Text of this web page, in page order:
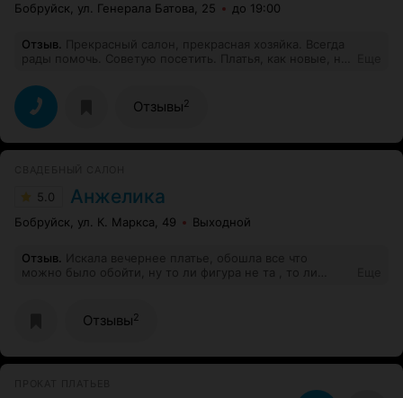
Бобруйск, ул. Генерала Батова, 25 до 19:00
Отзыв
Прекрасный салон, прекрасная хозяйка. Всегда
рады помочь. Советую посетить. Платья, как новые, не
салона. Если намечается мероприятие - иду за
нарядом сюда. Ещё и аксессуары можно выбрать
бесплатно) всегда настроение поднимается, хозяйка
очень позитивный добрый человечек!
Отзывы2
5.0 Анжелика
Бобруйск, ул. К. Маркса, 49 Выходной
Отзыв
Искала вечернее платье, обошла все что
можно было обойти, ну то ли фигура не та , то ли
Анжелика, я просто так туда зашла, а это не базарный
салон, это шикарный бутик, здесь мне очень быстро
отказаться и туфли и бижутерию , а продавец ну
Отзывы2